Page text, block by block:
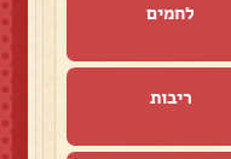
לחמים
ריבות